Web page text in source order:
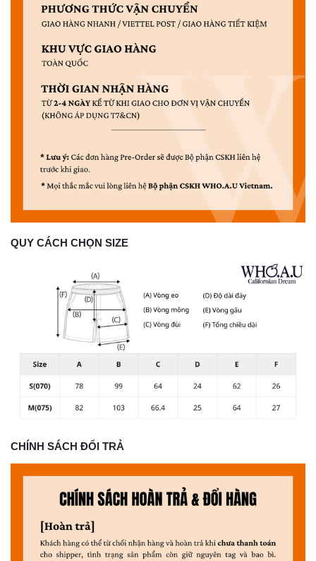
QUY CÁCH CHỌN SIZE
CHÍNH SÁCH ĐỔI TRẢ